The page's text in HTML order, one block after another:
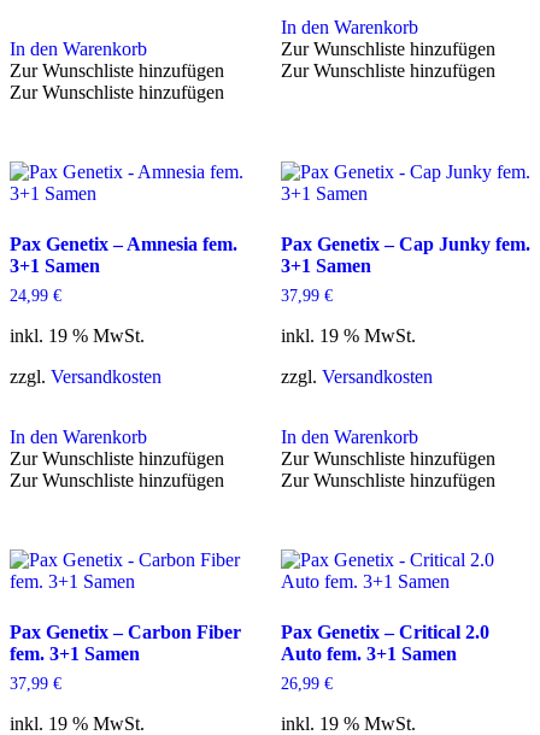
In den Warenkorb
Zur Wunschliste hinzufügen
Zur Wunschliste hinzufügen
In den Warenkorb
Zur Wunschliste hinzufügen
Zur Wunschliste hinzufügen
Pax Genetix – Amnesia fem.
3+1 Samen
24,99 €
inkl. 19 % MwSt.
zzgl. Versandkosten
In den Warenkorb
Zur Wunschliste hinzufügen
Zur Wunschliste hinzufügen
Pax Genetix – Cap Junky fem.
3+1 Samen
37,99 €
inkl. 19 % MwSt.
zzgl. Versandkosten
In den Warenkorb
Zur Wunschliste hinzufügen
Zur Wunschliste hinzufügen
Pax Genetix – Carbon Fiber
fem. 3+1 Samen
37,99 €
inkl. 19 % MwSt.
Pax Genetix – Critical 2.0
Auto fem. 3+1 Samen
26,99 €
inkl. 19 % MwSt.